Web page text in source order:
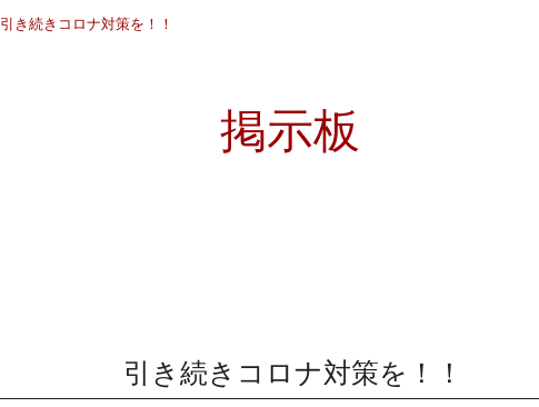
引き続きコロナ対策を！！
掲示板
引き続きコロナ対策を！！